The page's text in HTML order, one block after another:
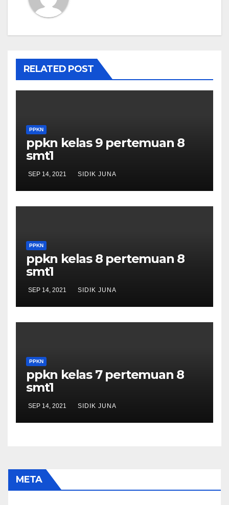
RELATED POST
PPKN
ppkn kelas 9 pertemuan 8
smt1
SEP 14, 2021 SIDIK JUNA
PPKN
ppkn kelas 8 pertemuan 8
smt1
SEP 14, 2021 SIDIK JUNA
PPKN
ppkn kelas 7 pertemuan 8
smt1
SEP 14, 2021 SIDIK JUNA
META